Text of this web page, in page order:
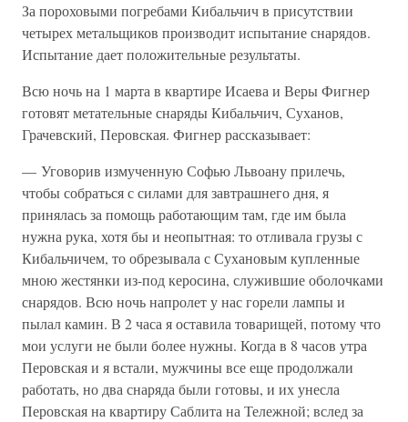
За пороховыми погребами Кибальчич в присутствии
четырех метальщиков производит испытание снарядов.
Испытание дает положительные результаты.
Всю ночь на 1 марта в квартире Исаева и Веры Фигнер
готовят метательные снаряды Кибальчич, Суханов,
Грачевский, Перовская. Фигнер рассказывает:
— Уговорив измученную Софью Львоану прилечь,
чтобы собраться с силами для завтрашнего дня, я
принялась за помощь работающим там, где им была
нужна рука, хотя бы и неопытная: то отливала грузы с
Кибальчичем, то обрезывала с Сухановым купленные
мною жестянки из-под керосина, служившие оболочками
снарядов. Всю ночь напролет у нас горели лампы и
пылал камин. В 2 часа я оставила товарищей, потому что
мои услуги не были более нужны. Когда в 8 часов утра
Перовская и я встали, мужчины все еще продолжали
работать, но два снаряда были готовы, и их унесла
Перовская на квартиру Саблита на Тележной; вслед за